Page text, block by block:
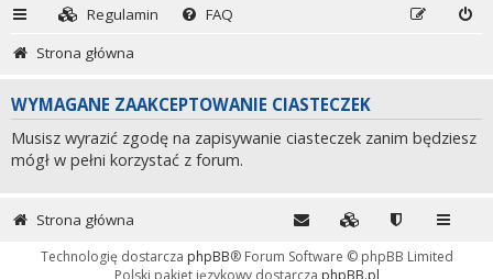
Regulamin
FAQ
Strona główna
WYMAGANE ZAAKCEPTOWANIE CIASTECZEK
Musisz wyrazić zgodę na zapisywanie ciasteczek zanim będziesz
mógł w pełni korzystać z forum.
Strona główna
Technologię dostarcza phpBB® Forum Software © phpBB Limited